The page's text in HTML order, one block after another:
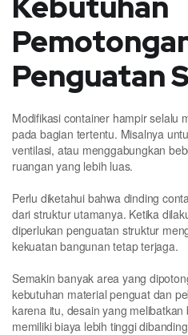
Penguatan
Modifikasi container hampir selalu
pada bagian tertentu. Misalnya
ventilasi, atau menggabungkan
ruangan yang lebih luas.
Perlu diketahui bahwa dinding
dari struktur utamanya. Ketika
diperlukan penguatan struktur
kekuatan bangunan tetap terjaga.
Semakin banyak area yang
kebutuhan material penguat dan
karena itu, desain yang
memiliki biaya lebih tinggi